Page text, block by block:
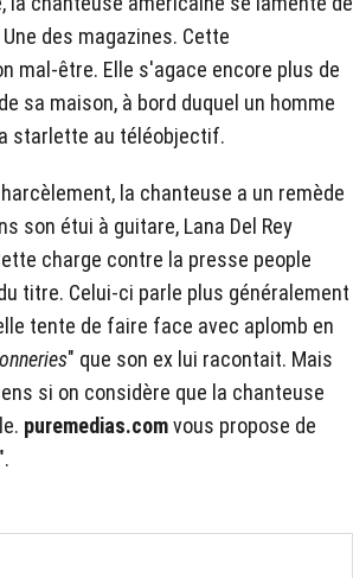
des magazines. Cette
mal-être. Elle s'agace encore plus de
sa maison, à bord duquel un homme
starlette au téléobjectif.
la chanteuse a un remède
son étui à guitare, Lana Del Rey
charge contre la presse people
titre. Celui-ci parle plus généralement
tente de faire face avec aplomb en
" que son ex lui racontait. Mais
si on considère que la chanteuse
puremedias.comvous propose de